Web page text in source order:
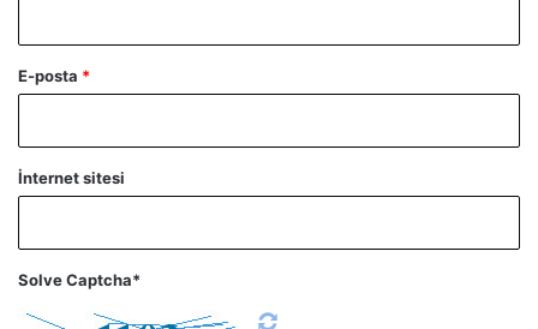
E-posta *
İnternet sitesi
Solve Captcha*